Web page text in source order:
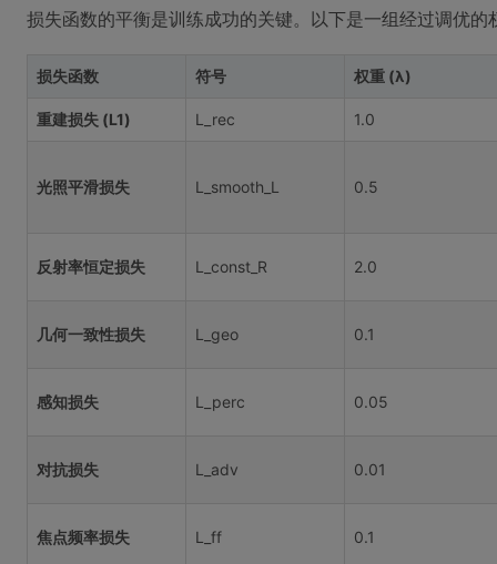
损失函数的平衡是训练成功的关键。以下是一组经过调优的
损失函数 符号 权重 (λ)
重建损失 (L1) L_rec 1.0
光照平滑损失 L_smooth_L 0.5
反射率恒定损失 L_const_R 2.0
几何一致性损失 L_geo 0.1
感知损失 L_perc 0.05
对抗损失 L_adv 0.01
焦点频率损失 L_ff 0.1